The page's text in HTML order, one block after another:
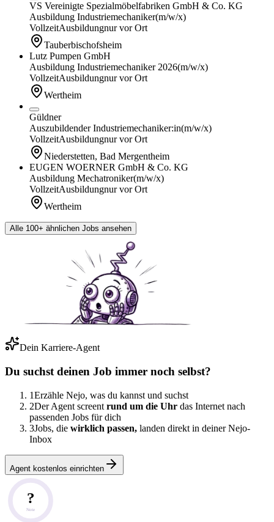
VS Vereinigte Spezialmöbelfabriken GmbH & Co. KG
Ausbildung Industriemechaniker(m/w/x)
VollzeitAusbildungnur vor Ort
Tauberbischofsheim
Lutz Pumpen GmbH
Ausbildung Industriemechaniker 2026(m/w/x)
VollzeitAusbildungnur vor Ort
Wertheim
Güldner
Auszubildender Industriemechaniker:in(m/w/x)
VollzeitAusbildungnur vor Ort
Niederstetten, Bad Mergentheim
EUGEN WOERNER GmbH & Co. KG
Ausbildung Mechatroniker(m/w/x)
VollzeitAusbildungnur vor Ort
Wertheim
Alle 100+ ähnlichen Jobs ansehen
Dein Karriere-Agent
Du suchst deinen Job immer noch selbst?
1Erzähle Nejo, was du kannst und suchst
2Der Agent screent rund um die Uhr das Internet nach
passenden Jobs für dich
3Jobs, die wirklich passen, landen direkt in deiner Nejo-
Inbox
Agent kostenlos einrichten
?
Note